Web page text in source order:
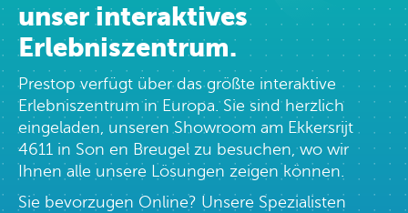
unser interaktives
Erlebniszentrum.
Prestop verfügt über das größte interaktive
Erlebniszentrum in Europa. Sie sind herzlich
eingeladen, unseren Showroom am Ekkersrijt
4611 in Son en Breugel zu besuchen, wo wir
Ihnen alle unsere Lösungen zeigen können.
Sie bevorzugen Online? Unsere Spezialisten